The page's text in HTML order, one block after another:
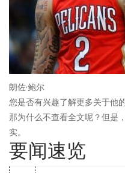
朗佐·鲍尔
您是否有兴趣了解更多关于他
那为什么不查看全文呢？但是
实。
要闻速览